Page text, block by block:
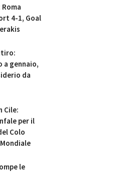
4-1, Goal
a gennaio,
da
Cile:
per il
Colo
le